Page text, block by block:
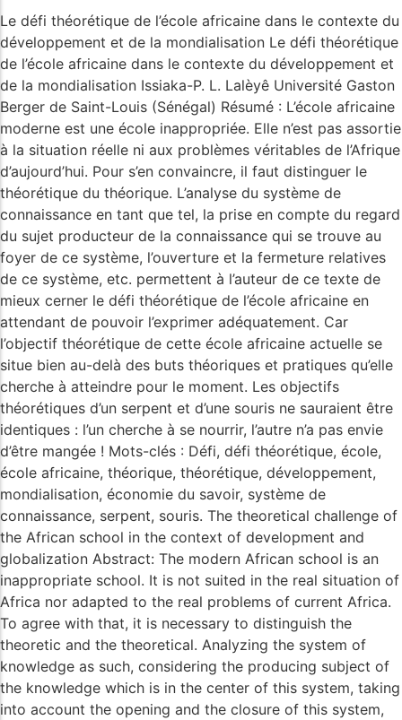
Le défi théorétique de l’école africaine dans le contexte du
développement et de la mondialisation Le défi théorétique
de l’école africaine dans le contexte du développement et
de la mondialisation Issiaka-P. L. Lalèyê Université Gaston
Berger de Saint-Louis (Sénégal) Résumé : L’école africaine
moderne est une école inappropriée. Elle n’est pas assortie
à la situation réelle ni aux problèmes véritables de l’Afrique
d’aujourd’hui. Pour s’en convaincre, il faut distinguer le
théorétique du théorique. L’analyse du système de
connaissance en tant que tel, la prise en compte du regard
du sujet producteur de la connaissance qui se trouve au
foyer de ce système, l’ouverture et la fermeture relatives
de ce système, etc. permettent à l’auteur de ce texte de
mieux cerner le défi théorétique de l’école africaine en
attendant de pouvoir l’exprimer adéquatement. Car
l’objectif théorétique de cette école africaine actuelle se
situe bien au-delà des buts théoriques et pratiques qu’elle
cherche à atteindre pour le moment. Les objectifs
théorétiques d’un serpent et d’une souris ne sauraient être
identiques : l’un cherche à se nourrir, l’autre n’a pas envie
d’être mangée ! Mots-clés : Défi, défi théorétique, école,
école africaine, théorique, théorétique, développement,
mondialisation, économie du savoir, système de
connaissance, serpent, souris. The theoretical challenge of
the African school in the context of development and
globalization Abstract: The modern African school is an
inappropriate school. It is not suited in the real situation of
Africa nor adapted to the real problems of current Africa.
To agree with that, it is necessary to distinguish the
theoretic and the theoretical. Analyzing the system of
knowledge as such, considering the producing subject of
the knowledge which is in the center of this system, taking
into account the opening and the closure of this system,